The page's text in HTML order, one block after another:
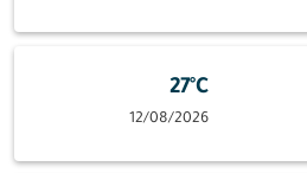
27°C
12/08/2026